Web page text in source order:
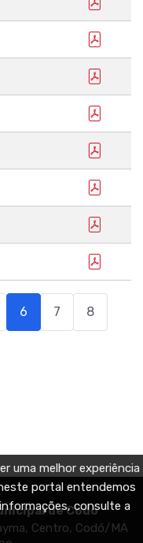
uma melhor experiência
portal entendemos
consulte a
6 7 8
de Codó
Centro, Codó/MA